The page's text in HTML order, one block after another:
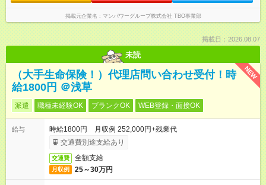
掲載元企業名 マンパワーグループ株式会社 TBO事業部
掲載日：2026.08.07
未読
NEW
（大手生命保険！）代理店問い合わせ受付！時
給1800円 ＠浅草
派遣 職種未経験OK ブランクOK WEB登録・面接OK
給与
時給1800円 月収例 252,000円+残業代
交通費別途支給あり
交通費 全額支給
月収例 25～30万円